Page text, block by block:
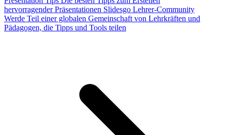
hervorragender Präsentationen Slidesgo Lehrer-Community
Werde Teil einer globalen Gemeinschaft von Lehrkräften und
Pädagogen, die Tipps und Tools teilen